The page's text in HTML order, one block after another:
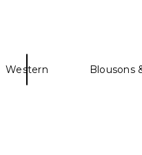
Western Blousons